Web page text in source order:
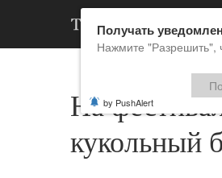
На
кукольный
Получать
Нажмите "Разрешить",
by PushAlert